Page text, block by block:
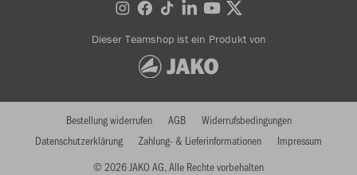
Dieser Teamshop ist ein Produkt von
© 2026 JAKO AG, Alle Rechte vorbehalten
Bestellung widerrufen AGB
Widerrufsbedingungen
Datenschutzerklärung
Zahlung- & Lieferinformationen Impressum